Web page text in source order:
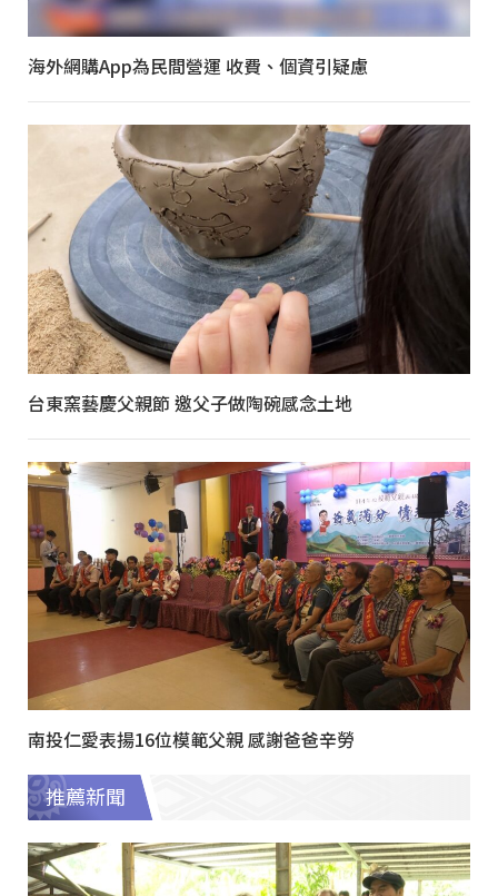
海外網購App為民間營運 收費、個資引疑慮
台東窯藝慶父親節 邀父子做陶碗感念土地
南投仁愛表揚16位模範父親 感謝爸爸辛勞
推薦新聞